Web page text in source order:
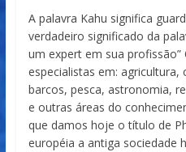
A palavra Kahu significa
verdadeiro significado da
um expert em sua profissão”
especialistas em: agricultura,
barcos, pesca, astronomia,
e outras áreas do
que damos hoje o título de
européia a antiga sociedade